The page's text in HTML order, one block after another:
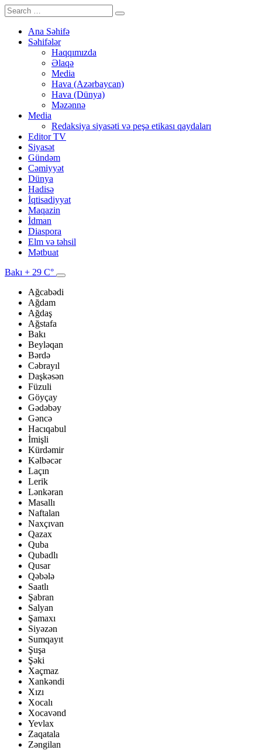
Ana Səhifə
Səhifələr
Haqqımızda
Əlaqə
Media
Hava (Azərbaycan)
Hava (Dünya)
Məzənnə
Media
Redaksiya siyasəti və peşə etikası qaydaları
Editor TV
Siyasət
Gündəm
Cəmiyyət
Dünya
Hadisə
İqtisadiyyat
Maqazin
İdman
Diaspora
Elm və təhsil
Mətbuat
Bakı + 29 C°
Ağcabədi
Ağdam
Ağdaş
Ağstafa
Bakı
Beyləqan
Bərdə
Cəbrayıl
Daşkəsən
Füzuli
Göyçay
Gədəbəy
Gəncə
Hacıqabul
İmişli
Kürdəmir
Kəlbəcər
Laçın
Lerik
Lənkəran
Masallı
Naftalan
Naxçıvan
Qazax
Quba
Qubadlı
Qusar
Qəbələ
Saatlı
Şabran
Salyan
Şamaxı
Siyəzən
Sumqayıt
Şuşa
Şəki
Xaçmaz
Xankəndi
Xızı
Xocalı
Xocavənd
Yevlax
Zaqatala
Zəngilan